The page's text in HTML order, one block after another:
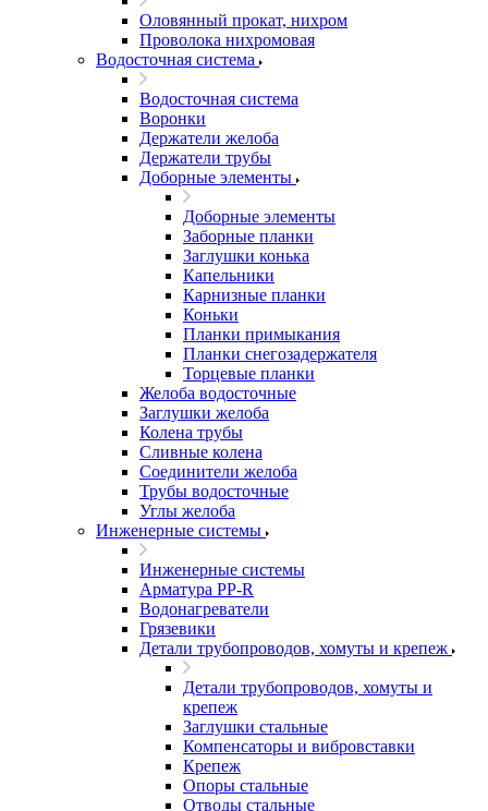
Оловянный прокат, нихром
Проволока нихромовая
Водосточная система
Водосточная система
Воронки
Держатели желоба
Держатели трубы
Доборные элементы
Доборные элементы
Заборные планки
Заглушки конька
Капельники
Карнизные планки
Коньки
Планки примыкания
Планки снегозадержателя
Торцевые планки
Желоба водосточные
Заглушки желоба
Колена трубы
Сливные колена
Соединители желоба
Трубы водосточные
Углы желоба
Инженерные системы
Инженерные системы
Арматура PP-R
Водонагреватели
Грязевики
Детали трубопроводов, хомуты и крепеж
Детали трубопроводов, хомуты и
крепеж
Заглушки стальные
Компенсаторы и вибровставки
Крепеж
Опоры стальные
Отводы стальные